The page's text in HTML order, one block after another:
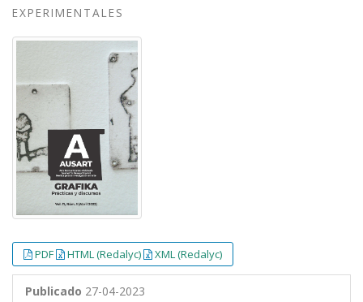
EXPERIMENTALES
PDF HTML (Redalyc) XML (Redalyc)
Publicado 27-04-2023